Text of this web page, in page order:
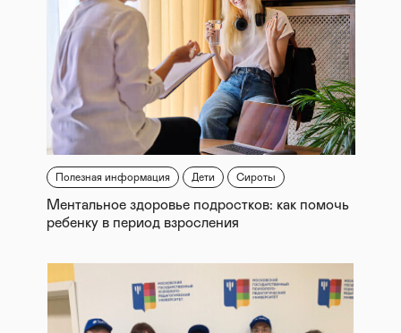
Полезная информация Дети Сироты
Ментальное здоровье подростков: как помочь
ребенку в период взросления